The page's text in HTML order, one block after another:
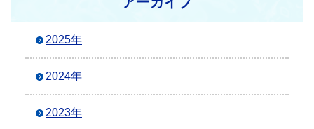
2025年
2024年
2023年